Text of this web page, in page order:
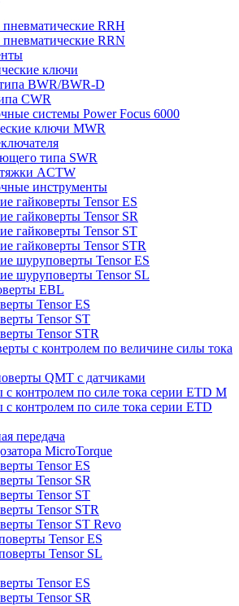
RRH
RRN
ключи
BWR/BWR-D
CWR
системы Power Focus 6000
ключи MWR
типа SWR
ACTW
инструменты
гайковерты Tensor ES
гайковерты Tensor SR
гайковерты Tensor ST
гайковерты Tensor STR
шуруповерты Tensor ES
шуруповерты Tensor SL
EBL
Tensor ES
Tensor ST
Tensor STR
с контролем по величине силы тока
QMT с датчиками
контролем по силе тока серии ETD M
контролем по силе тока серии ETD
передача
MicroTorque
Tensor ES
Tensor SR
Tensor ST
Tensor STR
Tensor ST Revo
Tensor ES
Tensor SL
Tensor ES
Tensor SR